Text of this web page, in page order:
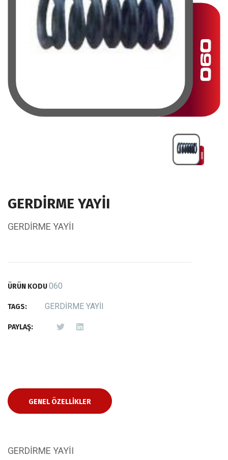
GERDİRME YAYİI
GERDİRME YAYİI
ÜRÜN KODU060
TAGS: GERDİRME YAYİI
PAYLAŞ:
GENEL ÖZELLIKLER
GERDİRME YAYİI